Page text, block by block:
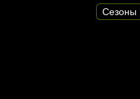
Сезоны